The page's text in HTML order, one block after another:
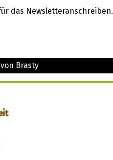
das Newsletteranschreiben.
Brasty